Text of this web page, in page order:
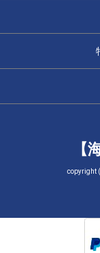
【
copyright